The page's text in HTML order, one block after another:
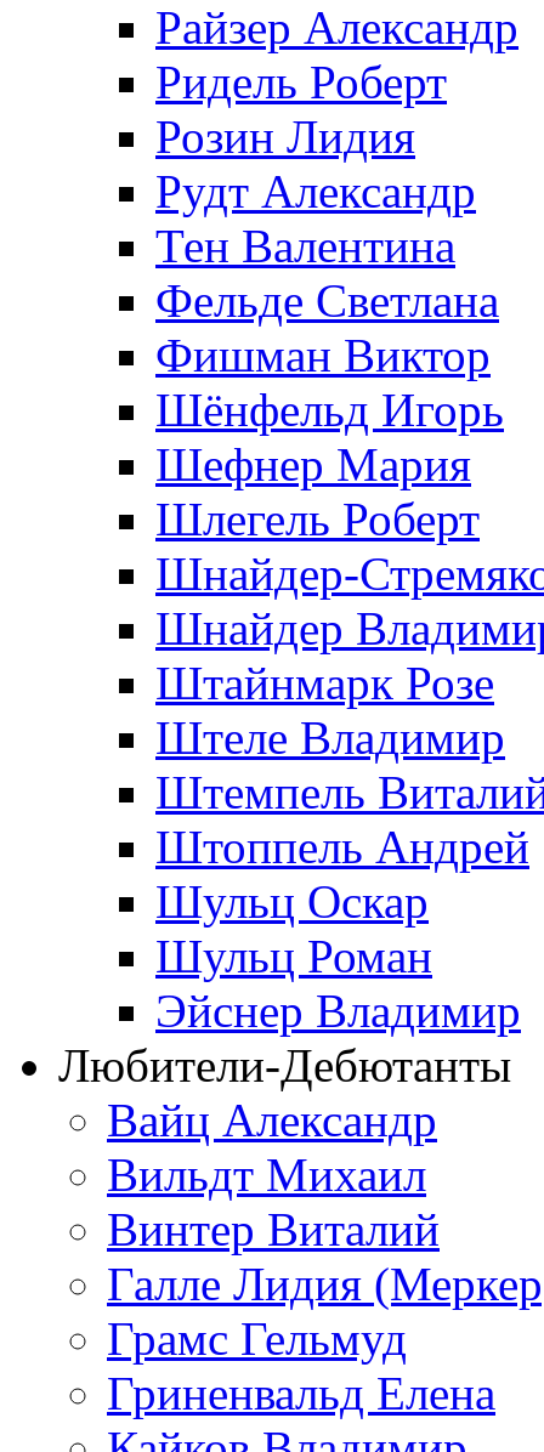
Райзер Александр
Ридель Роберт
Розин Лидия
Рудт Александр
Тен Валентина
Фельде Светлана
Фишман Виктор
Шёнфельд Игорь
Шефнер Мария
Шлегель Роберт
Шнайдер-
Шнайдер
Штайнмарк Розe
Штеле Владимир
Штемпель
Штоппель Андрей
Шульц Оскар
Шульц Роман
Эйснер Владимир
Любители-Дебютанты
Вайц Александр
Вильдт Михаил
Винтер Виталий
Галле Лидия
Грамс Гельмуд
Гриненвальд Елена